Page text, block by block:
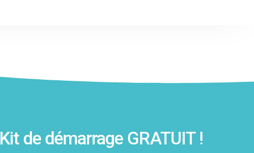
Kit de démarrage GRATUIT !